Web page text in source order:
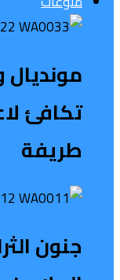
تكافئ
طريفة
جنون